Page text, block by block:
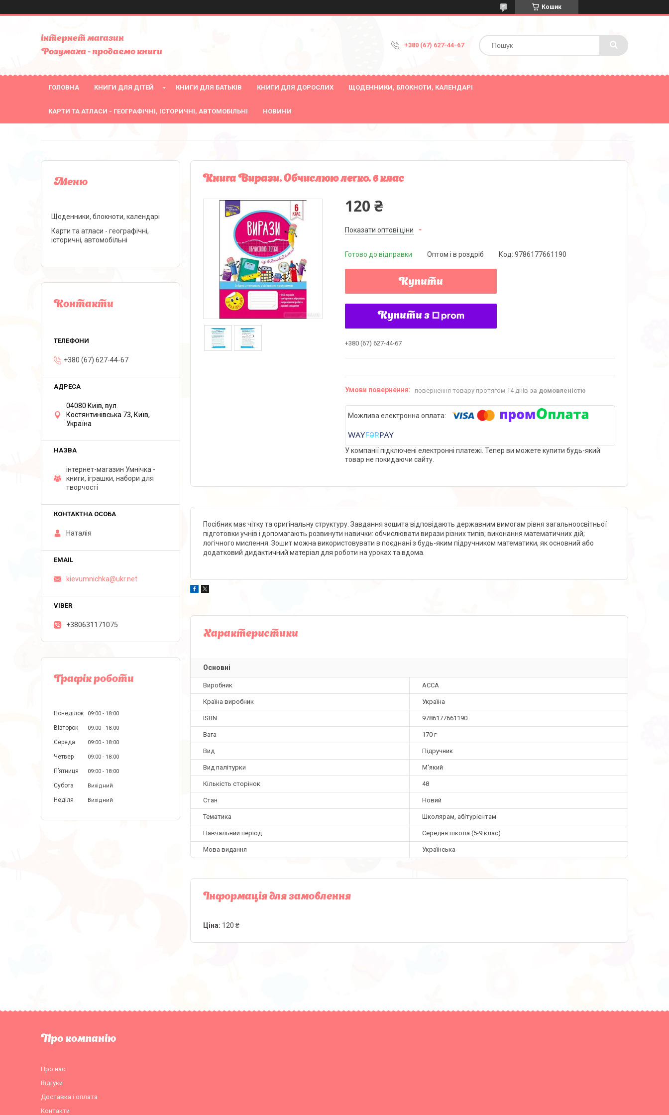
Кошик
інтернет магазин
Розумаха - продаємо книги
+380 (67) 627-44-67
ГОЛОВНА КНИГИ ДЛЯ ДІТЕЙ КНИГИ ДЛЯ БАТЬКІВ КНИГИ ДЛЯ ДОРОСЛИХ ЩОДЕННИКИ, БЛОКНОТИ, КАЛЕНДАРІ
КАРТИ ТА АТЛАСИ - ГЕОГРАФІЧНІ, ІСТОРИЧНІ, АВТОМОБІЛЬНІ НОВИНИ
Книга Вирази. Обчислюю легко. 6 клас
120 ₴
Показати оптові ціни
Готово до відправки Оптом і в роздріб Код: 9786177661190
Купити
Купити з
+380 (67) 627-44-67
повернення товару протягом 14 днів за домовленістю
У компанії підключені електронні платежі. Тепер ви можете купити будь-який
товар не покидаючи сайту.
Посібник має чітку та оригінальну структуру. Завдання зошита відповідають державним вимогам рівня загальноосвітньої
підготовки учнів і допомагають розвинути навички: обчислювати вирази різних типів; виконання математичних дій;
логічного мислення. Зошит можна використовувати в поєднані з будь-яким підручником математики, як основний або
додатковий дидактичний матеріал для роботи на уроках та вдома.
Характеристики
Основні
Виробник АССА
Країна виробник Україна
ISBN 9786177661190
Вага 170 г
Вид Підручник
Вид палітурки М'який
Кількість сторінок 48
Стан Новий
Тематика Школярам, абітурієнтам
Навчальний період Середня школа (5-9 клас)
Мова видання Українська
Інформація для замовлення
Ціна: 120 ₴
Щоденники, блокноти, календарі
Карти та атласи - географічні,
історичні, автомобільні
Контакти
+380 (67) 627-44-67
04080 Київ, вул.
Костянтинівська 73, Київ,
Україна
інтернет-магазин Умнічка -
книги, іграшки, набори для
творчості
Наталія
kievumnichka@ukr.net
+380631171075
Графік роботи
Понеділок 09:00 18:00
Вівторок 09:00 18:00
Середа 09:00 18:00
Четвер 09:00 18:00
Пʼятниця 09:00 18:00
Субота Вихідний
Неділя Вихідний
Про компанію
Про нас
Відгуки
Доставка і оплата
Контакти